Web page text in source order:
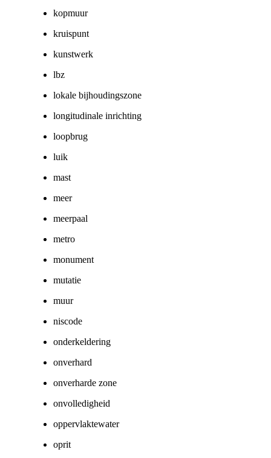
kopmuur
kruispunt
kunstwerk
lbz
lokale bijhoudingszone
longitudinale inrichting
loopbrug
luik
mast
meer
meerpaal
metro
monument
mutatie
muur
niscode
onderkeldering
onverhard
onverharde zone
onvolledigheid
oppervlaktewater
oprit